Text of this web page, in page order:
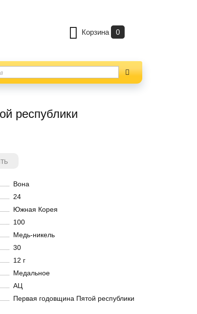
Корзина 0
республики
Вона
24
Южная Корея
100
Медь-никель
30
12 г
Медальное
АЦ
Первая годовщина Пятой республики